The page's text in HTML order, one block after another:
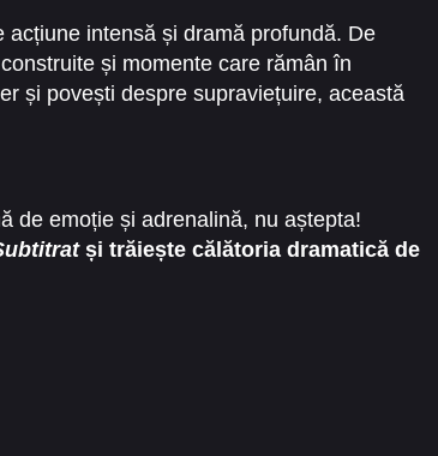
intensă și dramă profundă. De
și momente care rămân în
și povești despre supraviețuire, această
de emoție și adrenalină, nu aștepta!
și trăiește călătoria dramatică de